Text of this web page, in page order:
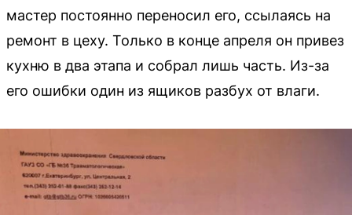
мастер постоянно переносил его, ссылаясь на
ремонт в цеху. Только в конце апреля он привез
кухню в два этапа и собрал лишь часть. Из-за
его ошибки один из ящиков разбух от влаги.